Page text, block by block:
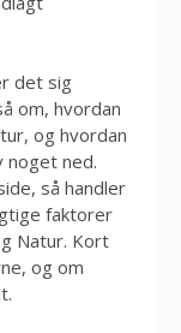
det sig
om, hvordan
og hvordan
noget ned.
så handler
faktorer
Natur. Kort
og om